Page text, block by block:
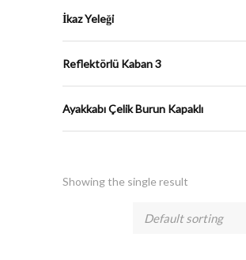
İkaz Yeleği
Reflektörlü Kaban 3
Ayakkabı Çelik Burun Kapaklı
Showing the single result